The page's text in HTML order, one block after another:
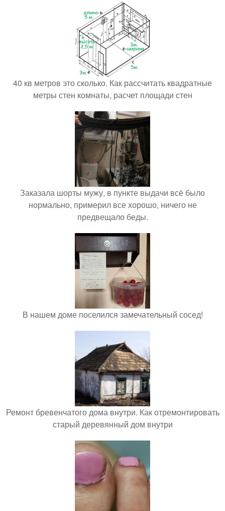
40 кв метров это сколько. Как рассчитать квадратные
метры стен комнаты, расчет площади стен
Заказала шорты мужу, в пункте выдачи всё было
нормально, примерил все хорошо, ничего не
предвещало беды.
В нашем доме поселился замечательный сосед!
Ремонт бревенчатого дома внутри. Как отремонтировать
старый деревянный дом внутри